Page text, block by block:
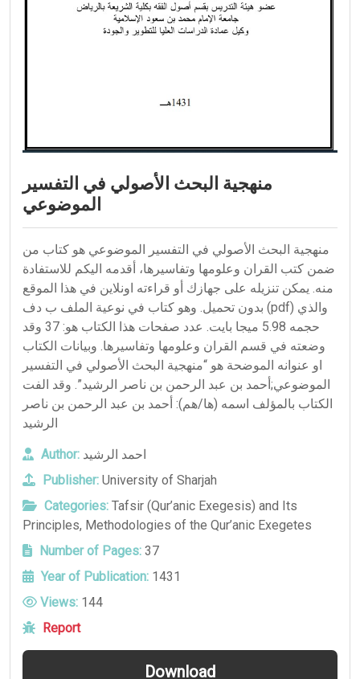
منهجية البحث الأصولي في التفسير
الموضوعي
منهجية البحث الأصولي في التفسير الموضوعي هو كتاب من
ضمن كتب القران وعلومها وتفاسيرها، أقدمه اليكم للاستفادة
منه. يمكن تنزيله على جهازك أو قراءته اونلاين في هذا الموقع
بدون تحميل. وهو كتاب في نوعية الملف ب دف (pdf) والذي
حجمه 5.98 ميجا بايت. عدد صفحات هذا الكتاب هو: 37 وقد
وضعته في قسم القران وعلومها وتفاسيرها. وبيانات الكتاب
او عنوانه الموضحة هو “منهجية البحث الأصولي في التفسير
الموضوعي;أحمد بن عبد الرحمن بن ناصر الرشيد”. وقد الفت
الكتاب بالمؤلف اسمه (ها/هم): أحمد بن عبد الرحمن بن ناصر
الرشيد
Author: احمد الرشيد
Publisher: University of Sharjah
Categories: Tafsir (Qur’anic Exegesis) and Its
Principles, Methodologies of the Qur’anic Exegetes
Number of Pages: 37
Year of Publication: 1431
Views: 144
Report
Download